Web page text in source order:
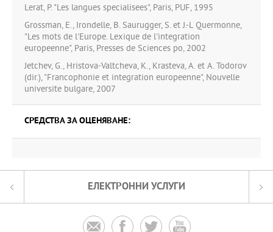
Lerat, P. "Les langues specialisees", Paris, PUF, 1995
Grossman, E., Irondelle, B. Saurugger, S. et J.-L Quermonne,
"Les mots de l'Europe. Lexique de l'integration
europeenne", Paris, Presses de Sciences po, 2002
Jetchev, G., Hristova-Valtcheva, K., Krasteva, A. et A. Todorov
(dir.), "Francophonie et integration europeenne", Nouvelle
universite bulgare, 2007
СРЕДСТВА ЗА ОЦЕНЯВАНЕ:
ЕЛЕКТРОННИ УСЛУГИ
   